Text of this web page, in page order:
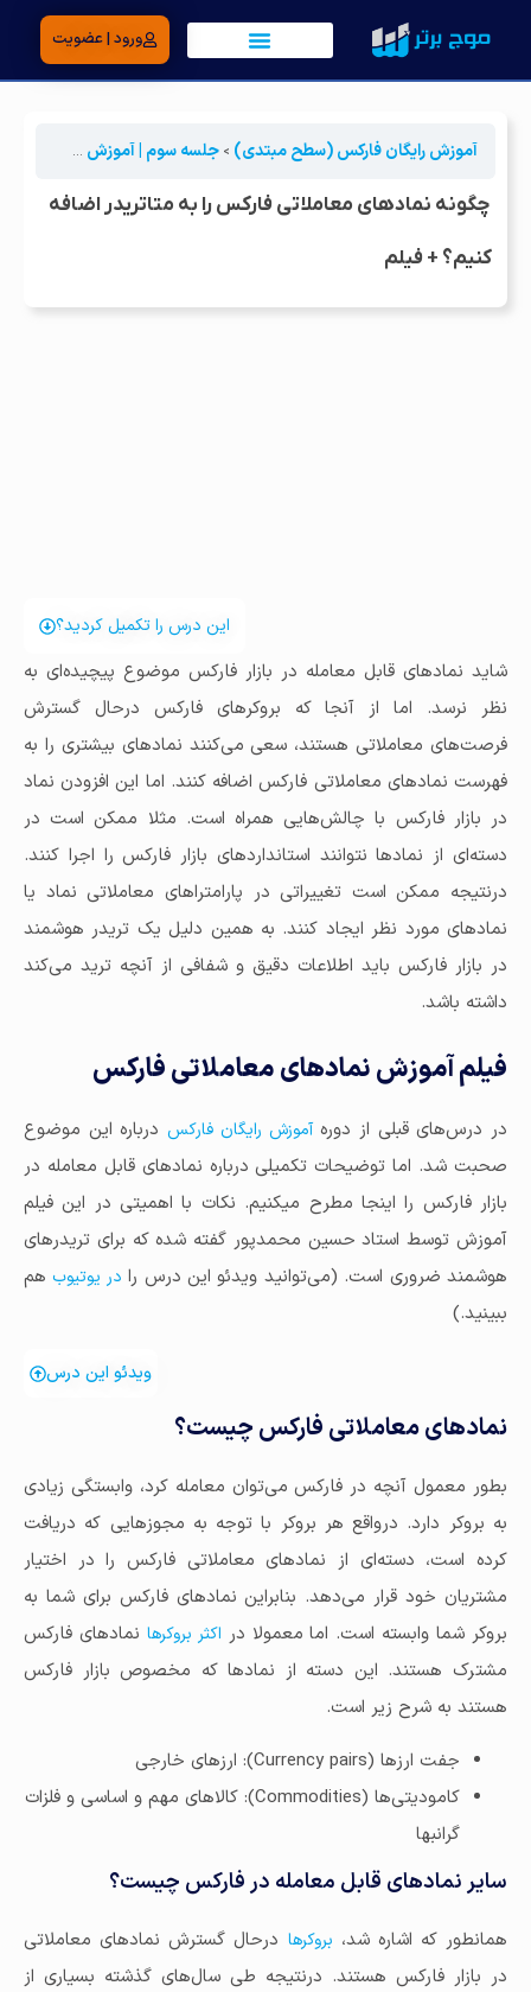
ورود | عضویت
آموزش رایگان فارکس (سطح مبتدی) جلسه سوم | آموزش متاتریدر
چگونه نمادهای معاملاتی فارکس را به متاتریدر اضافه
کنیم؟ + فیلم
این درس را تکمیل کردید؟
شاید نمادهای قابل معامله در بازار فارکس موضوع پیچیده‌ای به
نظر نرسد. اما از آنجا که بروکرهای فارکس درحال گسترش
فرصت‌های معاملاتی هستند، سعی می‌کنند نمادهای بیشتری را به
فهرست نمادهای معاملاتی فارکس اضافه کنند. اما این افزودن نماد
در بازار فارکس با چالش‌هایی همراه است. مثلا ممکن است در
دسته‌ای از نمادها نتوانند استانداردهای بازار فارکس را اجرا کنند.
درنتیجه ممکن است تغییراتی در پارامتراهای معاملاتی نماد یا
نمادهای مورد نظر ایجاد کنند. به همین دلیل یک تریدر هوشمند
در بازار فارکس باید اطلاعات دقیق و شفافی از آنچه ترید می‌کند
داشته باشد.
فیلم آموزش نمادهای معاملاتی فارکس
در درس‌های قبلی از دورهآموزش رایگان فارکس درباره این موضوع
صحبت شد. اما توضیحات تکمیلی درباره نمادهای قابل معامله در
بازار فارکس را اینجا مطرح می‎کنیم. نکات با اهمیتی در این فیلم
آموزش توسط استاد حسین محمدپور گفته شده که برای تریدرهای
هوشمند ضروری است. (می‌توانید ویدئو این درس را در یوتیوب هم
ببینید.)
ویدئو این درس
نمادهای معاملاتی فارکس چیست؟
بطور معمول آنچه در فارکس می‌توان معامله کرد، وابستگی زیادی
به بروکر دارد. درواقع هر بروکر با توجه به مجوزهایی که دریافت
کرده است، دسته‌ای از نمادهای معاملاتی فارکس را در اختیار
مشتریان خود قرار می‌دهد. بنابراین نمادهای فارکس برای شما به
بروکر شما وابسته است. اما معمولا در اکثر بروکرها نمادهای فارکس
مشترک هستند. این دسته از نمادها که مخصوص بازار فارکس
هستند به شرح زیر است.
جفت ارزها (Currency pairs): ارزهای خارجی
کامودیتی‌ها (Commodities): کالاهای مهم و اساسی و فلزات
گرانبها
سایر نمادهای قابل معامله در فارکس چیست؟
همانطور که اشاره شد، بروکرها درحال گسترش نمادهای معاملاتی
در بازار فارکس هستند. درنتیجه طی سال‌های گذشته بسیاری از